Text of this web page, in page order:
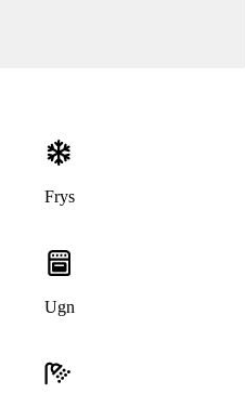
Frys
Ugn